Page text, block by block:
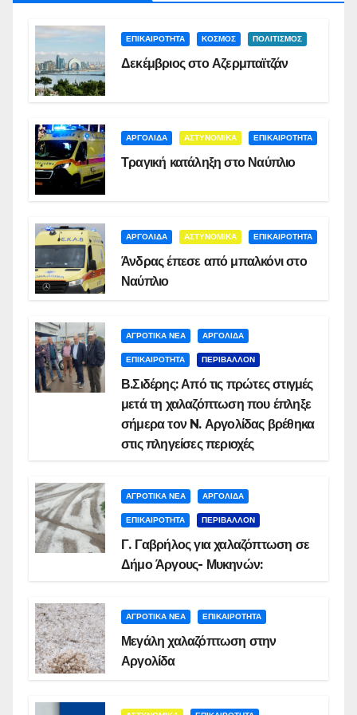
ΕΠΙΚΑΙΡΟΤΗΤΑ ΚΟΣΜΟΣ ΠΟΛΙΤΙΣΜΟΣ
Δεκέμβριος στο Αζερμπαϊτζάν
ΑΡΓΟΛΙΔΑ ΑΣΤΥΝΟΜΙΚΑ ΕΠΙΚΑΙΡΟΤΗΤΑ
Τραγική κατάληξη στο Ναύπλιο
ΑΡΓΟΛΙΔΑ ΑΣΤΥΝΟΜΙΚΑ ΕΠΙΚΑΙΡΟΤΗΤΑ
Άνδρας έπεσε από μπαλκόνι στο
Ναύπλιο
ΑΓΡΟΤΙΚΑ ΝΕΑ ΑΡΓΟΛΙΔΑ
ΕΠΙΚΑΙΡΟΤΗΤΑ ΠΕΡΙΒΑΛΛΟΝ
Β.Σιδέρης: Από τις πρώτες στιγμές
μετά τη χαλαζόπτωση που έπληξε
σήμερα τον N. Αργολίδας βρέθηκα
στις πληγείσες περιοχές
ΑΓΡΟΤΙΚΑ ΝΕΑ ΑΡΓΟΛΙΔΑ
ΕΠΙΚΑΙΡΟΤΗΤΑ ΠΕΡΙΒΑΛΛΟΝ
Γ. Γαβρήλος για χαλαζόπτωση σε
Δήμο Άργους- Μυκηνών:
ΑΓΡΟΤΙΚΑ ΝΕΑ ΕΠΙΚΑΙΡΟΤΗΤΑ
Μεγάλη χαλαζόπτωση στην
Αργολίδα